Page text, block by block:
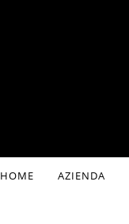
HOME AZIENDA